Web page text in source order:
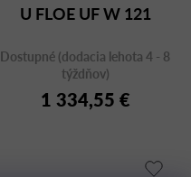
U FLOE UF W 121
Dostupné (dodacia lehota 4 - 8
týždňov)
1 334,55 €